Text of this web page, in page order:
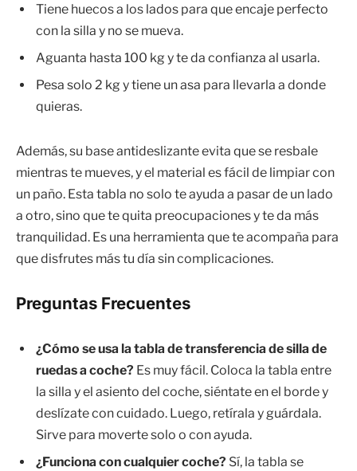
Tiene huecos a los lados para que encaje perfecto
con la silla y no se mueva.
Aguanta hasta 100 kg y te da confianza al usarla.
Pesa solo 2 kg y tiene un asa para llevarla a donde
quieras.
Además, su base antideslizante evita que se resbale
mientras te mueves, y el material es fácil de limpiar con
un paño. Esta tabla no solo te ayuda a pasar de un lado
a otro, sino que te quita preocupaciones y te da más
tranquilidad. Es una herramienta que te acompaña para
que disfrutes más tu día sin complicaciones.
Preguntas Frecuentes
¿Cómo se usa la tabla de transferencia de silla de
ruedas a coche? Es muy fácil. Coloca la tabla entre
la silla y el asiento del coche, siéntate en el borde y
deslízate con cuidado. Luego, retírala y guárdala.
Sirve para moverte solo o con ayuda.
¿Funciona con cualquier coche? Sí, la tabla se